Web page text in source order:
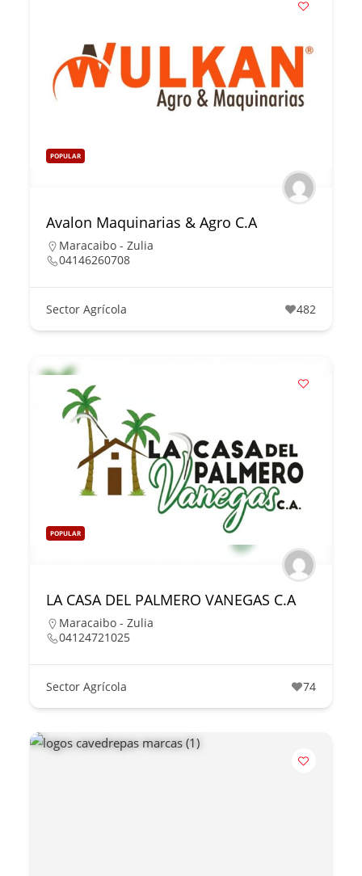
POPULAR
Avalon Maquinarias & Agro C.A
Maracaibo - Zulia
04146260708
Sector Agrícola 482
POPULAR
LA CASA DEL PALMERO VANEGAS C.A
Maracaibo - Zulia
04124721025
Sector Agrícola 74